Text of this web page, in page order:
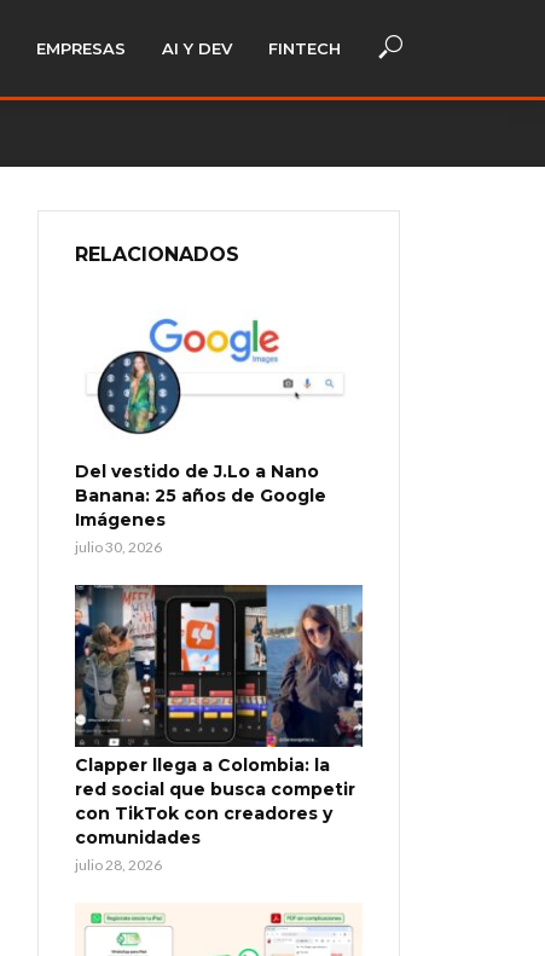
EMPRESAS AI Y DEV FINTECH
RELACIONADOS
Del vestido de J.Lo a Nano
Banana: 25 años de Google
Imágenes
julio 30, 2026
Clapper llega a Colombia: la
red social que busca competir
con TikTok con creadores y
comunidades
julio 28, 2026